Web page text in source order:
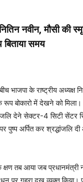
नवीन, मौसी की
बिताया समय
भाजपा के राष्ट्रीय अध्यक्ष
रूप बोकारो में देखने को
देने सेक्टर-4 सिटी
पुष्प अर्पित कर श्रद्धांजलि
तब आया जब प्रधानमंत्री
पर गहरा दुख व्यक्त किया।